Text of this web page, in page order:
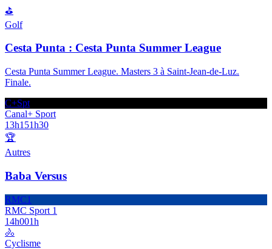
⛳
Golf
Cesta Punta : Cesta Punta Summer League
Cesta Punta Summer League. Masters 3 à Saint-Jean-de-Luz.
Finale.
C+Spt
Canal+ Sport
13h151h30
🏆
Autres
Baba Versus
RMC1
RMC Sport 1
14h001h
🚴
Cyclisme